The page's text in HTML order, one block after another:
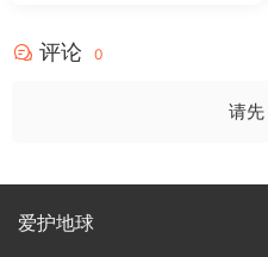
评论 0
请先
爱护地球